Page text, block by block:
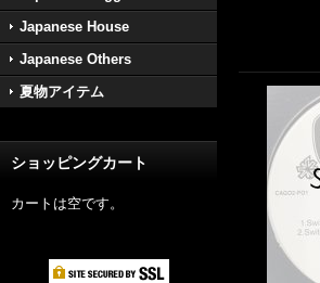
Japanese House
Japanese Others
夏物アイテム
ショッピングカート
カートは空です。